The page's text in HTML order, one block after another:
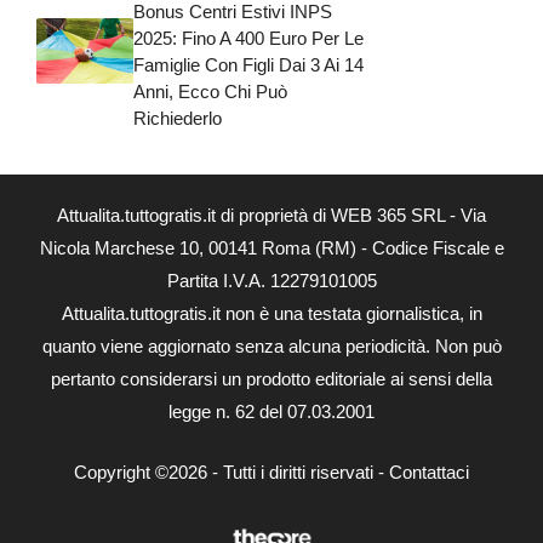
Bonus Centri Estivi INPS
2025: Fino A 400 Euro Per Le
Famiglie Con Figli Dai 3 Ai 14
Anni, Ecco Chi Può
Richiederlo
Attualita.tuttogratis.it di proprietà di WEB 365 SRL - Via
Nicola Marchese 10, 00141 Roma (RM) - Codice Fiscale e
Partita I.V.A. 12279101005
Attualita.tuttogratis.it non è una testata giornalistica, in
quanto viene aggiornato senza alcuna periodicità. Non può
pertanto considerarsi un prodotto editoriale ai sensi della
legge n. 62 del 07.03.2001
Copyright ©2026 - Tutti i diritti riservati - Contattaci